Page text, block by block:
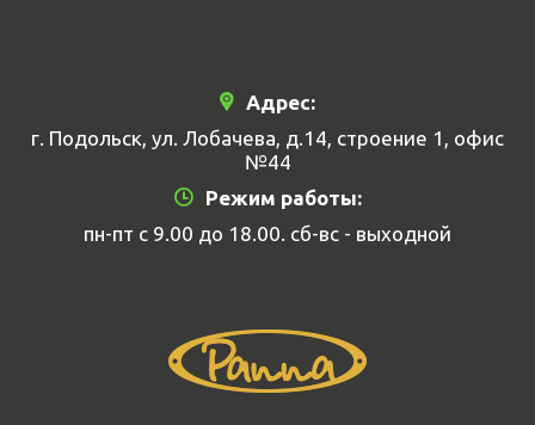
Адрес:
г. Подольск, ул. Лобачева, д.14, строение 1, офис
№44
Режим работы:
пн-пт с 9.00 до 18.00. сб-вс - выходной